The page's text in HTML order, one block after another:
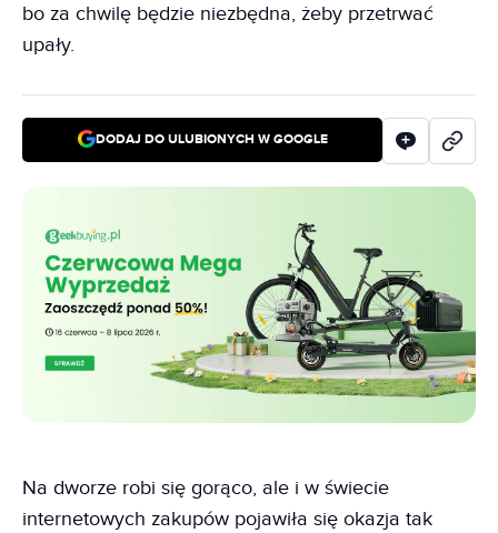
bo za chwilę będzie niezbędna, żeby przetrwać
upały.
DODAJ DO ULUBIONYCH W GOOGLE
Na dworze robi się gorąco, ale i w świecie
internetowych zakupów pojawiła się okazja tak